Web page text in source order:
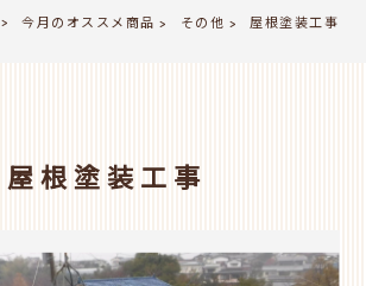
> 今月のオススメ商品 > その他 > 屋根塗装工事
屋根塗装工事